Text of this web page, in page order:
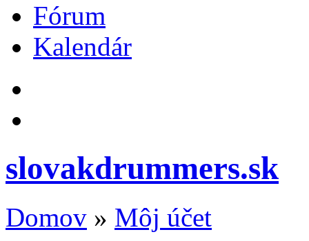
Fórum
Kalendár
slovakdrummers.sk
Domov » Môj účet